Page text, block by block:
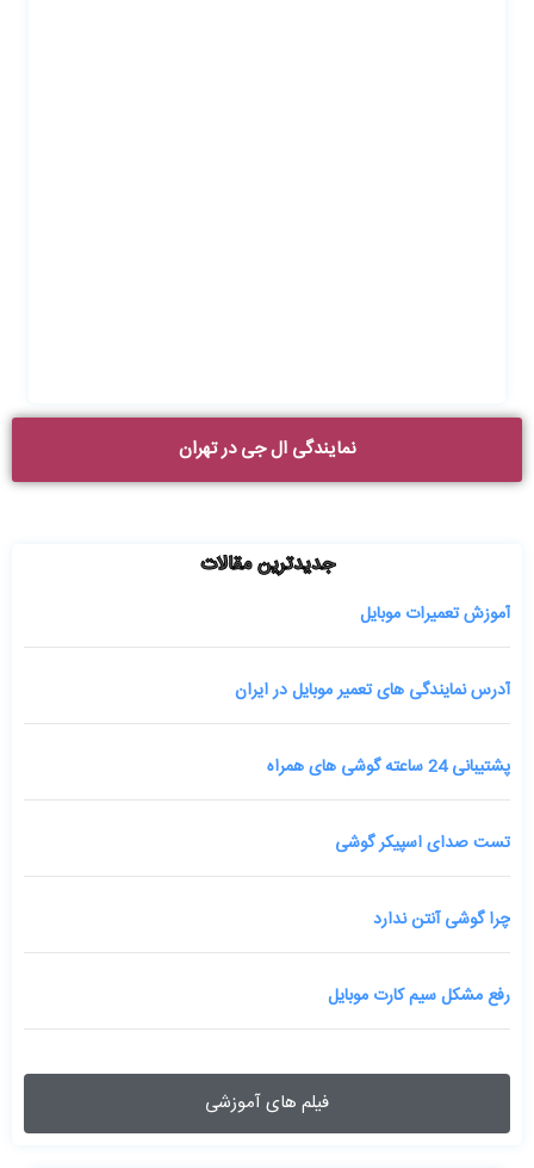
نمایندگی ال جی در تهران
جدیدترین مقالات
آموزش تعمیرات موبایل
آدرس نمایندگی های تعمیر موبایل در ایران
پشتیبانی 24 ساعته گوشی های همراه
تست صدای اسپیکر گوشی
چرا گوشی آنتن ندارد
رفع مشکل سیم کارت موبایل
فیلم های آموزشی